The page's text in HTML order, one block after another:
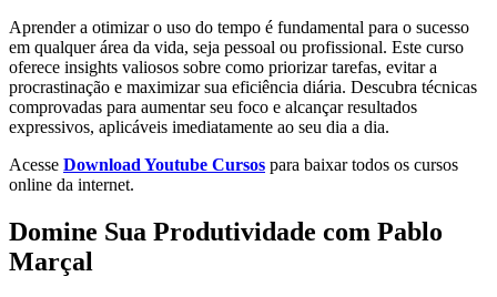
Aprender a otimizar o uso do tempo é fundamental para o sucesso
em qualquer área da vida, seja pessoal ou profissional. Este curso
oferece insights valiosos sobre como priorizar tarefas, evitar a
procrastinação e maximizar sua eficiência diária. Descubra técnicas
comprovadas para aumentar seu foco e alcançar resultados
expressivos, aplicáveis imediatamente ao seu dia a dia.
Acesse Download Youtube Cursos para baixar todos os cursos
online da internet.
Domine Sua Produtividade com Pablo
Marçal